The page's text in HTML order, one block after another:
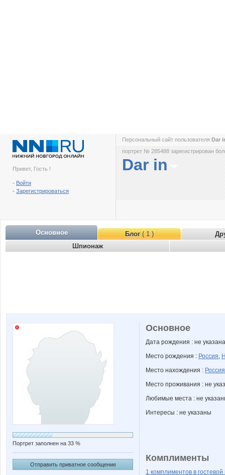
Привет, Гость !
- Войти
- Зарегистрироваться
Персональный сайт пользователя Dar
портрет № 285488 зарегистрирован
Dar in
Основное Блог( 1 )
Шпионаж
Портрет заполнен на 33 %
Отправить приватное сообщение
Основное
Дата рождения : не указана
Место рождения : Россия,
Место нахождения : Россия
Место проживания : не
Любимые места : не
Интересы : не указаны
Комплименты
1 комплиментов в гостевой